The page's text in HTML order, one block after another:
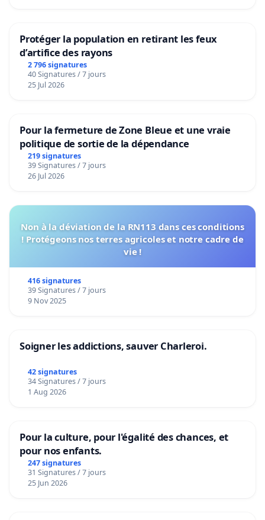
Protéger la population en retirant les feux
d’artifice des rayons
2 796 signatures
40 Signatures / 7 jours
25 Jul 2026
Pour la fermeture de Zone Bleue et une vraie
politique de sortie de la dépendance
219 signatures
39 Signatures / 7 jours
26 Jul 2026
Non à la déviation de la RN113 dans ces conditions
! Protégeons nos terres agricoles et notre cadre de
vie !
416 signatures
39 Signatures / 7 jours
9 Nov 2025
Soigner les addictions, sauver Charleroi.
42 signatures
34 Signatures / 7 jours
1 Aug 2026
Pour la culture, pour l'égalité des chances, et
pour nos enfants.
247 signatures
31 Signatures / 7 jours
25 Jun 2026